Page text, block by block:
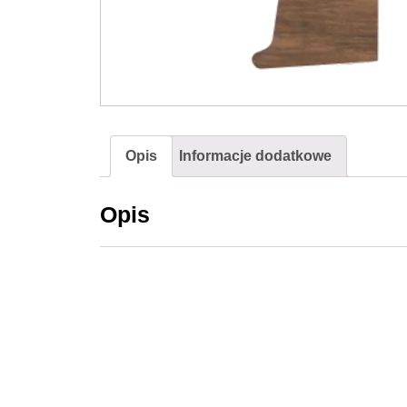
Opis Informacje dodatkowe
Opis